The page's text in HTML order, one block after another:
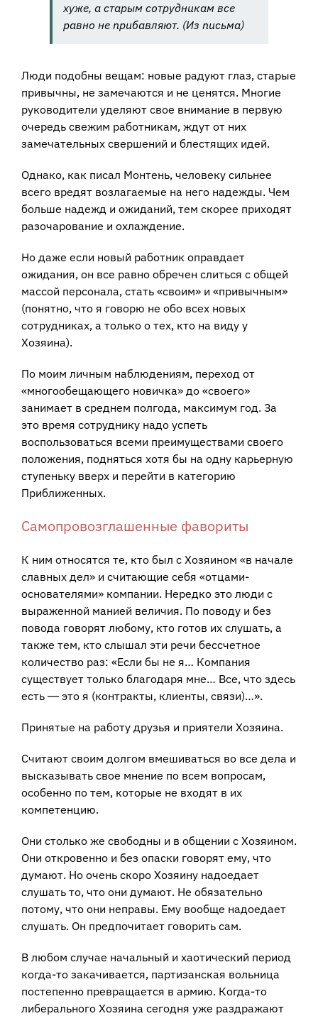
хуже, а старым сотрудникам все
равно не прибавляют. (Из письма)
Люди подобны вещам: новые радуют глаз, старые
привычны, не замечаются и не ценятся. Многие
руководители уделяют свое внимание в первую
очередь свежим работникам, ждут от них
замечательных свершений и блестящих идей.
Однако, как писал Монтень, человеку сильнее
всего вредят возлагаемые на него надежды. Чем
больше надежд и ожиданий, тем скорее приходят
разочарование и охлаждение.
Но даже если новый работник оправдает
ожидания, он все равно обречен слиться с общей
массой персонала, стать «своим» и «привычным»
(понятно, что я говорю не обо всех новых
сотрудниках, а только о тех, кто на виду у
Хозяина).
По моим личным наблюдениям, переход от
«многообещающего новичка» до «своего»
занимает в среднем полгода, максимум год. За
это время сотруднику надо успеть
воспользоваться всеми преимуществами своего
положения, подняться хотя бы на одну карьерную
ступеньку вверх и перейти в категорию
Приближенных.
Самопровозглашенные фавориты
К ним относятся те, кто был с Хозяином «в начале
славных дел» и считающие себя «отцами-
основателями» компании. Нередко это люди с
выраженной манией величия. По поводу и без
повода говорят любому, кто готов их слушать, а
также тем, кто слышал эти речи бессчетное
количество раз: «Если бы не я… Компания
существует только благодаря мне… Все, что здесь
есть ― это я (контракты, клиенты, связи)…».
Принятые на работу друзья и приятели Хозяина.
Считают своим долгом вмешиваться во все дела и
высказывать свое мнение по всем вопросам,
особенно по тем, которые не входят в их
компетенцию.
Они столько же свободны и в общении с Хозяином.
Они откровенно и без опаски говорят ему, что
думают. Но очень скоро Хозяину надоедает
слушать то, что они думают. Не обязательно
потому, что они неправы. Ему вообще надоедает
слушать. Он предпочитает говорить сам.
В любом случае начальный и хаотический период
когда-то закачивается, партизанская вольница
постепенно превращается в армию. Когда-то
либерального Хозяина сегодня уже раздражают